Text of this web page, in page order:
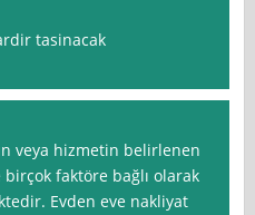
tasinacak
veya hizmetin belirlenen
birçok faktöre bağlı olarak
Evden eve nakliyat